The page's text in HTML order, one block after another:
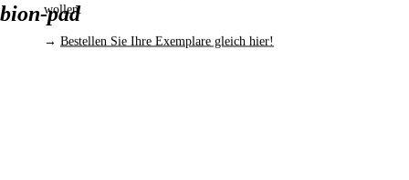
bion-pad 05 body
wollen.
→ Bestellen Sie Ihre Exemplare gleich hier!